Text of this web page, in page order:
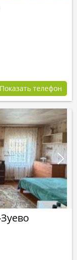
Показать телефон